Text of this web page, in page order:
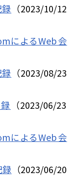
（2023/10/12
によるWeb会
（2023/08/23
（2023/06/23
によるWeb会
（2023/06/20